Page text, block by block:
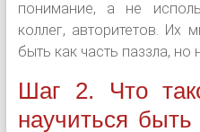
понимание, а не
коллег, авторитетов. Их
быть как часть паззла, но
Шаг 2. Что
научиться